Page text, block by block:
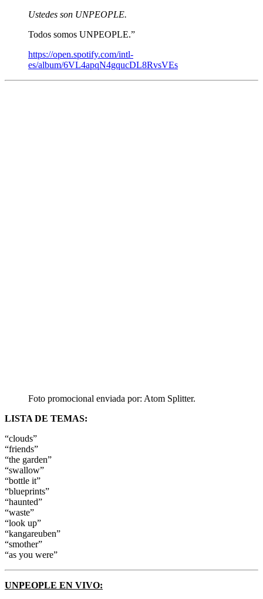
Ustedes son UNPEOPLE.
Todos somos UNPEOPLE.”
https://open.spotify.com/intl-
es/album/6VL4apqN4gqucDL8RvsVEs
Foto promocional enviada por: Atom Splitter.
LISTA DE TEMAS:
“clouds”
“friends”
“the garden”
“swallow”
“bottle it”
“blueprints”
“haunted”
“waste”
“look up”
“kangareuben”
“smother”
“as you were”
UNPEOPLE EN VIVO: